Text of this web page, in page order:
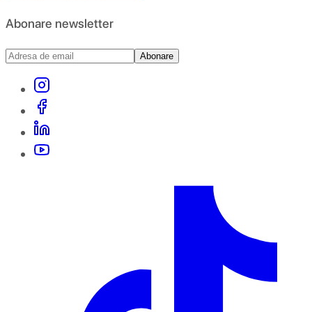
Abonare newsletter
Abonare